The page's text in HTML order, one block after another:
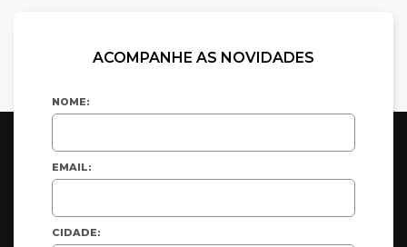
ACOMPANHE AS NOVIDADES
NOME:
EMAIL:
CIDADE: